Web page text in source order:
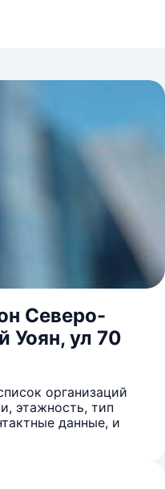
Северо-
Уоян, ул 70
организаций
этажность, тип
данные, и